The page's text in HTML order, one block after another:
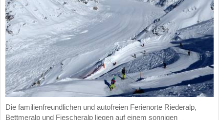
Die familienfreundlichen und autofreien Ferienorte Riederalp,
Bettmeralp und Fiescheralp liegen auf einem sonnigen